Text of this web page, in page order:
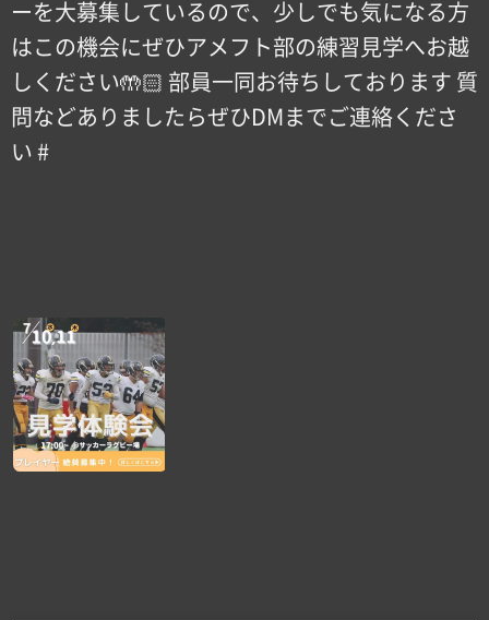
ーを大募集しているので、少しでも気になる方
はこの機会にぜひアメフト部の練習見学へお越
しください🤲🏻 部員一同お待ちしております 質
問などありましたらぜひDMまでご連絡くださ
い #